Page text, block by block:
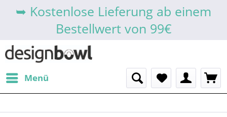
➥ Kostenlose Lieferung ab einem
Bestellwert von 99€
Menü